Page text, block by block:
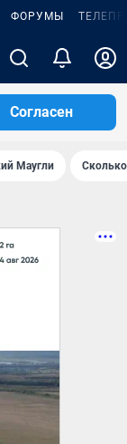
ФОРУМЫ
Согласен
Маугли